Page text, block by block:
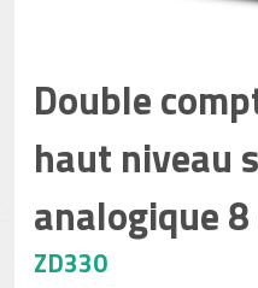
Double
haut niveau
analogique 8
ZD330